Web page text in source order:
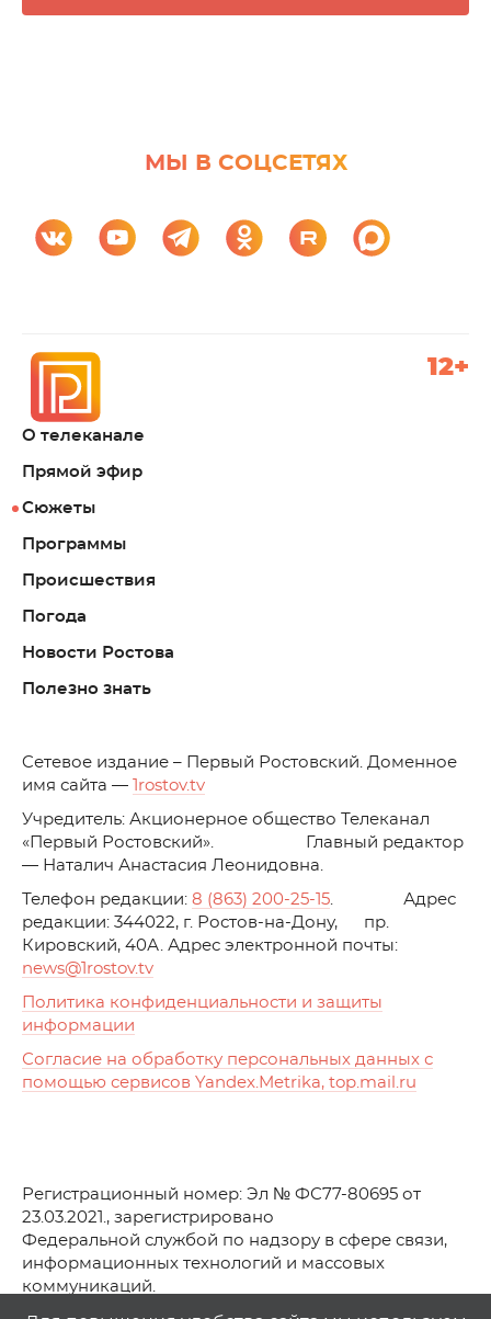
МЫ В СОЦСЕТЯХ
О телеканале
Прямой эфир
Сюжеты
Программы
Происшествия
Погода
Новости Ростова
Полезно знать
12+
Cетевое издание – Первый Ростовский. Доменное
имя сайта —
1rostov.tv
Учредитель: Акционерное общество Телеканал
«Первый Ростовский». Главный редактор
— Наталич Анастасия Леонидовна.
Телефон редакции: 8 (863) 200-25-15. Адрес
редакции: 344022, г. Ростов-на-Дону, пр.
Кировский, 40А. Адрес электронной почты:
news@1rostov.tv
Политика конфиденциальности и защиты
информации
Согласие на обработку персональных данных с
помощью сервисов Yandex.Metrika, top.mail.ru
Регистрационный номер: Эл № ФС77-80695 от
23.03.2021., зарегистрировано
Федеральной службой по надзору в сфере связи,
информационных технологий и массовых
коммуникаций.